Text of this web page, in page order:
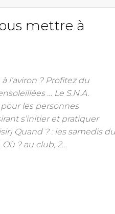
mettre à
l’aviron ? Profitez du
… Le S.N.A.
les personnes
s’initier et pratiquer
Quand ? : les samedis
Où ? au club, 2…